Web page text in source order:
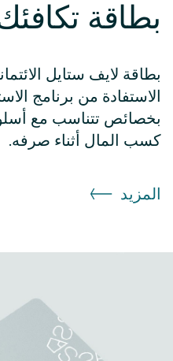
بطاقة
بطاقة لايف ستايل
الاستفادة من برنامج
بخصائص تتناسب مع
كسب المال أثناء صرفه.
المزيد